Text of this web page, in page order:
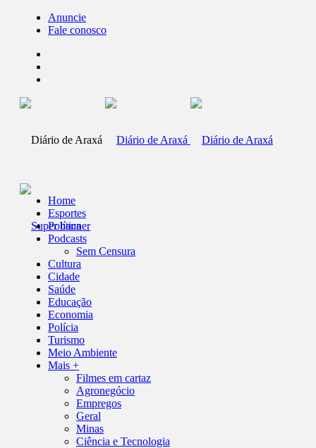
Anuncie
Fale conosco
Home
Esportes
Política
Podcasts
Sem Censura
Cultura
Cidade
Saúde
Educação
Economia
Polícia
Turismo
Meio Ambiente
Mais +
Filmes em cartaz
Agronegócio
Empregos
Geral
Minas
Ciência e Tecnologia